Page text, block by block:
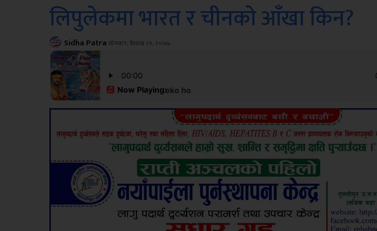
लिपुलेकमा भारत र चीनको आँखा किन?
Sidha Patraसोमबार, बैशाख २९, २०७७